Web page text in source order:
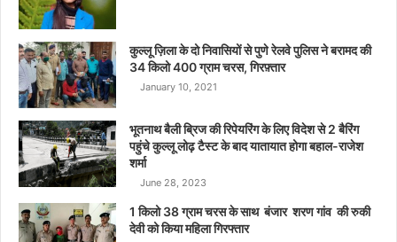
कुल्लू ज़िला के दो निवासियों से पुणे रेलवे पुलिस ने बरामद की
34 किलो 400 ग्राम चरस, गिरफ़्तार
January 10, 2021
भूतनाथ बैली ब्रिज की रिपेयरिंग के लिए विदेश से 2 बैरिंग
पहुंचे कुल्लू लोढ़ टैस्ट के बाद यातायात होगा बहाल-राजेश
शर्मा
June 28, 2023
1 किलो 38 ग्राम चरस के साथ बंजार शरण गांव की रुकी
देवी को किया महिला गिरफ्तार